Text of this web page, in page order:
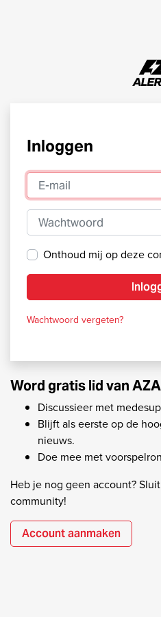
Inloggen
E-mail
Wachtwoord
Onthoud mij op deze
Wachtwoord vergeten?
Word gratis lid van
Discussieer met
Blijft als eerste op de
nieuws.
Doe mee met
Heb je nog geen account?
community!
Account aanmaken